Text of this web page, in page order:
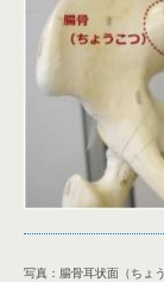
写真：腸骨耳状面（ちょ